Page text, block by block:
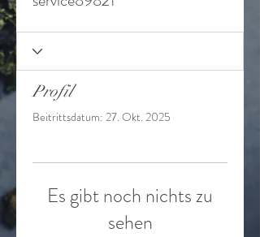
Profil
Beitrittsdatum: 27. Okt. 2025
Es gibt noch nichts zu
sehen